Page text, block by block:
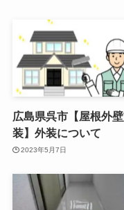
広島県呉市【屋根外
装】外装について
2023年5月7日